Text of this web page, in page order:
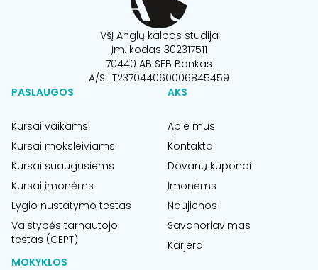
VšĮ Anglų kalbos studija
Įm. kodas 302317511
70440 AB SEB Bankas
A/S LT237044060006845459
PASLAUGOS
Kursai vaikams
Kursai moksleiviams
Kursai suaugusiems
Kursai įmonėms
Lygio nustatymo testas
Valstybės tarnautojo
testas (CEPT)
AKS
Apie mus
Kontaktai
Dovanų kuponai
Įmonėms
Naujienos
Savanoriavimas
Karjera
MOKYKLOS